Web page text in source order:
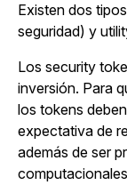
Existen dos
seguridad) y
Los security
inversión. Para
los tokens
expectativa de
además de ser